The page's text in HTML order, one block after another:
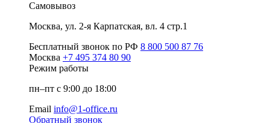
Самовывоз
Москва, ул. 2-я Карпатская, вл. 4 стр.1
Бесплатный звонок по РФ 8 800 500 87 76
Москва +7 495 374 80 90
Режим работы
пн–пт с 9:00 до 18:00
Email info@1-office.ru
Обратный звонок